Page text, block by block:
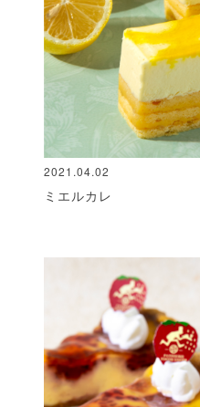
2021.04.02
ミエルカレ